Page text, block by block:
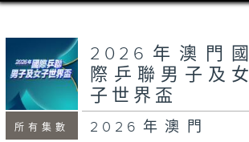
所有集數
2026年澳門國
際乒聯男子及女
子世界盃
2026年澳門